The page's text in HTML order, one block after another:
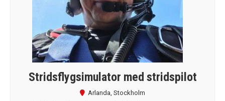
Stridsflygsimulator med stridspilot
Arlanda, Stockholm